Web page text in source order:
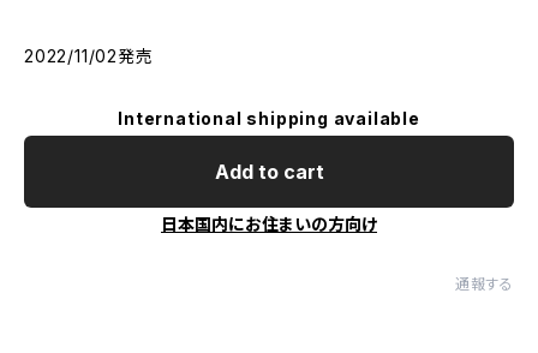
2022/11/02発売
International shipping available
Add to cart
日本国内にお住まいの方向け
通報する